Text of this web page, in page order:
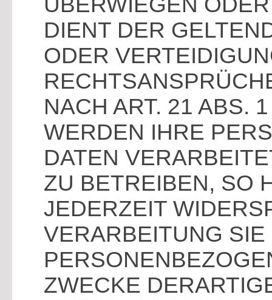
DIENT DER
ODER
NACH ART. 21 ABS.
WERDEN IHRE
DATEN
ZU BETREIBEN, SO
JEDERZEIT
VERARBEITUNG
ZWECKE